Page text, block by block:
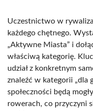
Uczestnictwo w
każdego chętnego.
„Aktywne Miasta” i
właściwą kategorię.
udział z konkretnym
znaleźć w kategorii „dla
społeczności będą
rowerach, co przyczyni